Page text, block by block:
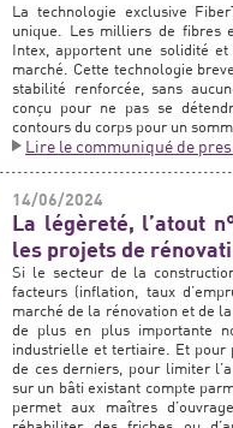
La technologie exclusive
unique. Les milliers de fibres
Intex, apportent une solidité
marché. Cette technologie
stabilité renforcée, sans
conçu pour ne pas se
contours du corps pour un
Lire le communiqué de
14/06/2024
La légèreté, l’atout
les projets de
Si le secteur de la
facteurs (inflation, taux
marché de la rénovation et de
de plus en plus importante
industrielle et tertiaire. Et pour
de ces derniers, pour limiter
sur un bâti existant compte
permet aux maîtres